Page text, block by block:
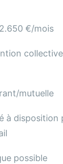
€/mois
mutuelle
à disposition
possible